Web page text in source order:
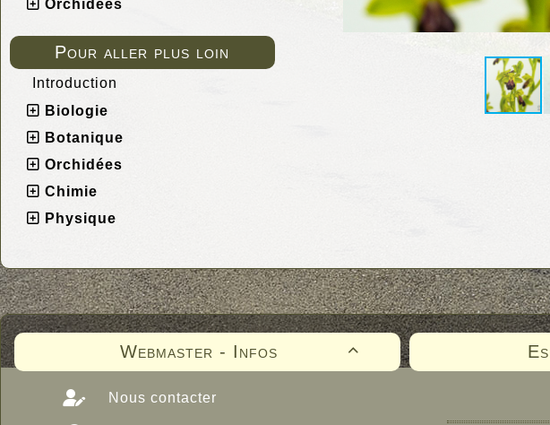
Orchidées
Pour aller plus loin
Introduction
Biologie
Botanique
Orchidées
Chimie
Physique

Webmaster - Infos
Nous contacter